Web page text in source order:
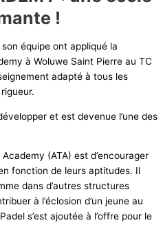
!
équipe ont appliqué la
à Woluwe Saint Pierre au TC
adapté à tous les
et est devenue l’une des
(ATA) est d’encourager
fonction de leurs aptitudes. Il
dans d’autres structures
à l’éclosion d’un jeune au
s’est ajoutée à l’offre pour le